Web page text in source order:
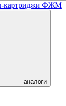
картриджи ФЖМ
аналоги